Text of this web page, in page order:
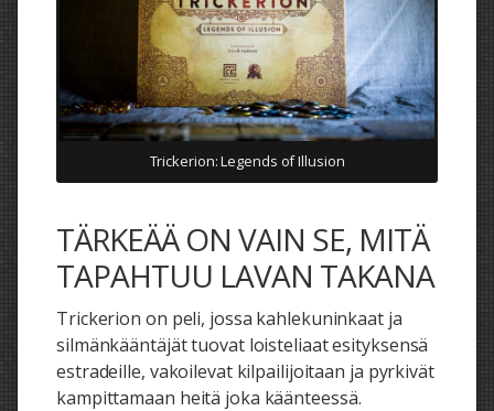
Trickerion: Legends of Illusion
TÄRKEÄÄ ON VAIN SE, MITÄ
TAPAHTUU LAVAN TAKANA
Trickerion on peli, jossa kahlekuninkaat ja
silmänkääntäjät tuovat loisteliaat esityksensä
estradeille, vakoilevat kilpailijoitaan ja pyrkivät
kampittamaan heitä joka käänteessä.